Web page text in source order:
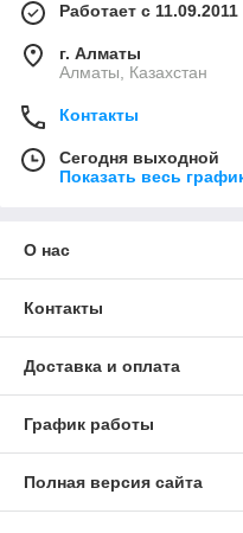
Работает с 11.09.2011
г. Алматы
Алматы, Казахстан
Контакты
Сегодня выходной
Показать весь
О нас
Контакты
Доставка и оплата
График работы
Полная версия сайта